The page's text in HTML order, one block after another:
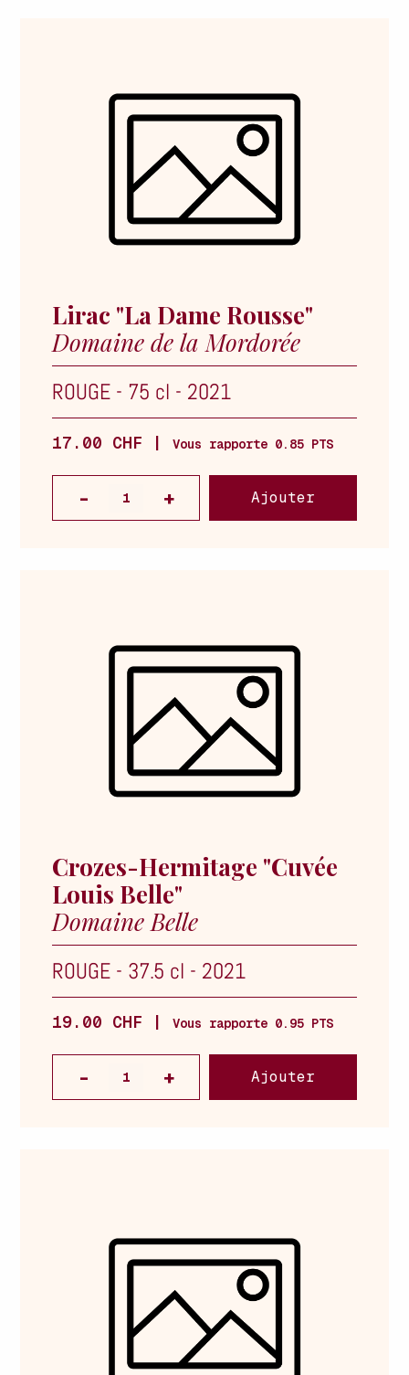
Lirac "La Dame Rousse"
Domaine de la Mordorée
ROUGE - 75 cl - 2021
17.00 CHF | Vous rapporte 0.85 PTS
Ajouter
Crozes-Hermitage "Cuvée
Louis Belle"
Domaine Belle
ROUGE - 37.5 cl - 2021
19.00 CHF | Vous rapporte 0.95 PTS
Ajouter